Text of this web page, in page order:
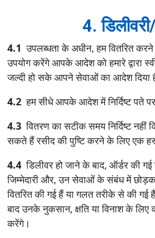
4.
4.1 उपलब्धता के अधीन, हम वितरित
उपयोग करेंगे आपके आदेश को हमारे द्वारा
जल्दी हो सके आपने सेवाओं का आदेश दिया
4.2 हम सीधे आपके आदेश में निर्दिष्ट पते
4.3 वितरण का सटीक समय निर्दिष्ट
सकते हैं रसीद की पुष्टि करने के लिए एक
4.4 डिलीवर हो जाने के बाद, ऑर्डर की
जिम्मेदारी और, उन सेवाओं के संबंध में
वितरित की गई हैं या गलत तरीके से की गई
बाद उनके नुकसान, क्षति या विनाश के लिए
करेंगे।